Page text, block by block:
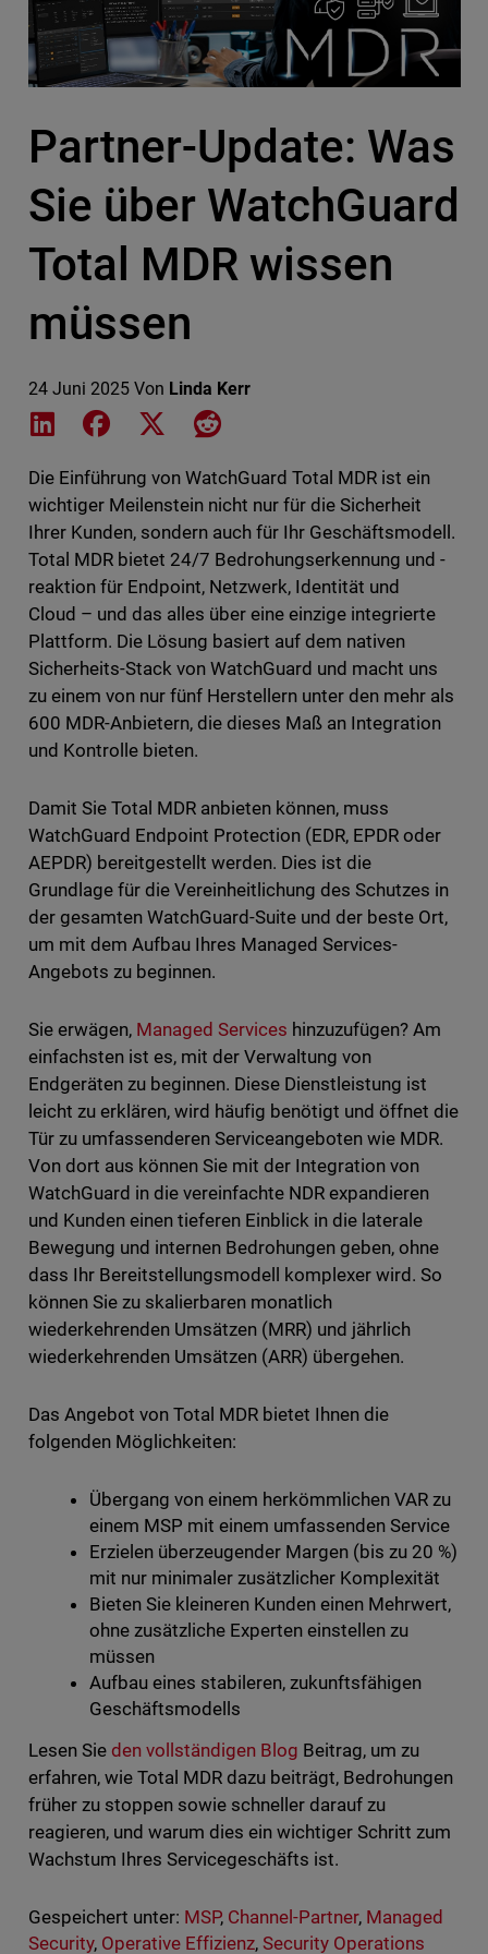
Partner-Update: Was
Sie über WatchGuard
Total MDR wissen
müssen
24 Juni 2025 Von Linda Kerr
Share on LinkedIn
Share on Facebook
Share on XShare on Reddit
Die Einführung von WatchGuard Total MDR ist ein
wichtiger Meilenstein nicht nur für die Sicherheit
Ihrer Kunden, sondern auch für Ihr Geschäftsmodell.
Total MDR bietet 24/7 Bedrohungserkennung und -
reaktion für Endpoint, Netzwerk, Identität und
Cloud – und das alles über eine einzige integrierte
Plattform. Die Lösung basiert auf dem nativen
Sicherheits-Stack von WatchGuard und macht uns
zu einem von nur fünf Herstellern unter den mehr als
600 MDR-Anbietern, die dieses Maß an Integration
und Kontrolle bieten.
Damit Sie Total MDR anbieten können, muss
WatchGuard Endpoint Protection (EDR, EPDR oder
AEPDR) bereitgestellt werden. Dies ist die
Grundlage für die Vereinheitlichung des Schutzes in
der gesamten WatchGuard-Suite und der beste Ort,
um mit dem Aufbau Ihres Managed Services-
Angebots zu beginnen.
Sie erwägen, Managed Services hinzuzufügen? Am
einfachsten ist es, mit der Verwaltung von
Endgeräten zu beginnen. Diese Dienstleistung ist
leicht zu erklären, wird häufig benötigt und öffnet die
Tür zu umfassenderen Serviceangeboten wie MDR.
Von dort aus können Sie mit der Integration von
WatchGuard in die vereinfachte NDR expandieren
und Kunden einen tieferen Einblick in die laterale
Bewegung und internen Bedrohungen geben, ohne
dass Ihr Bereitstellungsmodell komplexer wird. So
können Sie zu skalierbaren monatlich
wiederkehrenden Umsätzen (MRR) und jährlich
wiederkehrenden Umsätzen (ARR) übergehen.
Das Angebot von Total MDR bietet Ihnen die
folgenden Möglichkeiten:
Übergang von einem herkömmlichen VAR zu
einem MSP mit einem umfassenden Service
Erzielen überzeugender Margen (bis zu 20 %)
mit nur minimaler zusätzlicher Komplexität
Bieten Sie kleineren Kunden einen Mehrwert,
ohne zusätzliche Experten einstellen zu
müssen
Aufbau eines stabileren, zukunftsfähigen
Geschäftsmodells
Lesen Sie den vollständigen Blog Beitrag, um zu
erfahren, wie Total MDR dazu beiträgt, Bedrohungen
früher zu stoppen sowie schneller darauf zu
reagieren, und warum dies ein wichtiger Schritt zum
Wachstum Ihres Servicegeschäfts ist.
Gespeichert unter: MSP, Channel-Partner, Managed
Security, Operative Effizienz,Security Operations